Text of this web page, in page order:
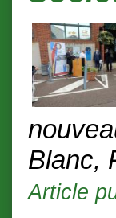
Blanc,
Article